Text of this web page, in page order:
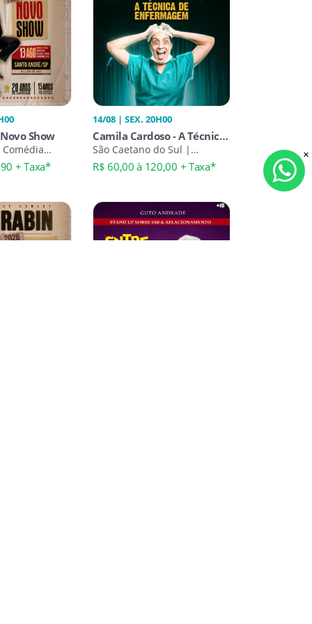
Show
+ Taxa*
14/08 | SEX. 20H00
Camila Cardoso - A Técnica
de Enfermagem em São
Caetano
São Caetano do Sul |
Comédia Stand-Up
R$ 60,00 à 120,00 + Taxa*